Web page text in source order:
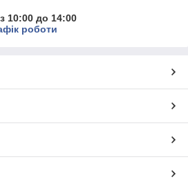
10:00 до 14:00
роботи